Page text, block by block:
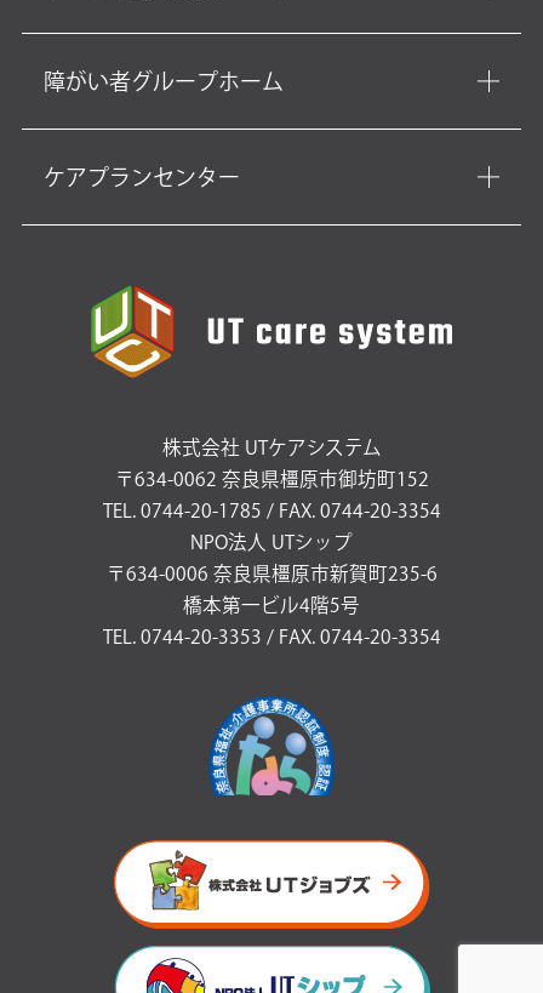
障がい者グループホーム
ケアプランセンター
株式会社 UTケアシステム
〒634-0062 奈良県橿原市御坊町152
TEL. 0744-20-1785 / FAX. 0744-20-3354
NPO法人 UTシップ
〒634-0006 奈良県橿原市新賀町235-6
橋本第一ビル4階5号
TEL. 0744-20-3353 / FAX. 0744-20-3354